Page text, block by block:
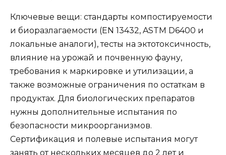
Ключевые вещи: стандарты компостируемости
и биоразлагаемости (EN 13432, ASTM D6400 и
локальные аналоги), тесты на эктотоксичность,
влияние на урожай и почвенную фауну,
требования к маркировке и утилизации, а
также возможные ограничения по остаткам в
продуктах. Для биологических препаратов
нужны дополнительные испытания по
безопасности микроорганизмов.
Сертификация и полевые испытания могут
занять от нескольких месяцев до 2 лет и